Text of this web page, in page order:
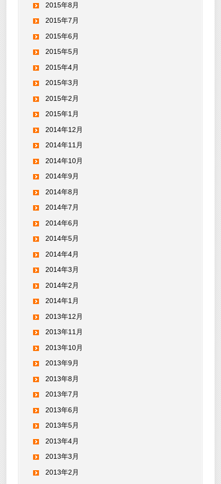
2015年8月
2015年7月
2015年6月
2015年5月
2015年4月
2015年3月
2015年2月
2015年1月
2014年12月
2014年11月
2014年10月
2014年9月
2014年8月
2014年7月
2014年6月
2014年5月
2014年4月
2014年3月
2014年2月
2014年1月
2013年12月
2013年11月
2013年10月
2013年9月
2013年8月
2013年7月
2013年6月
2013年5月
2013年4月
2013年3月
2013年2月